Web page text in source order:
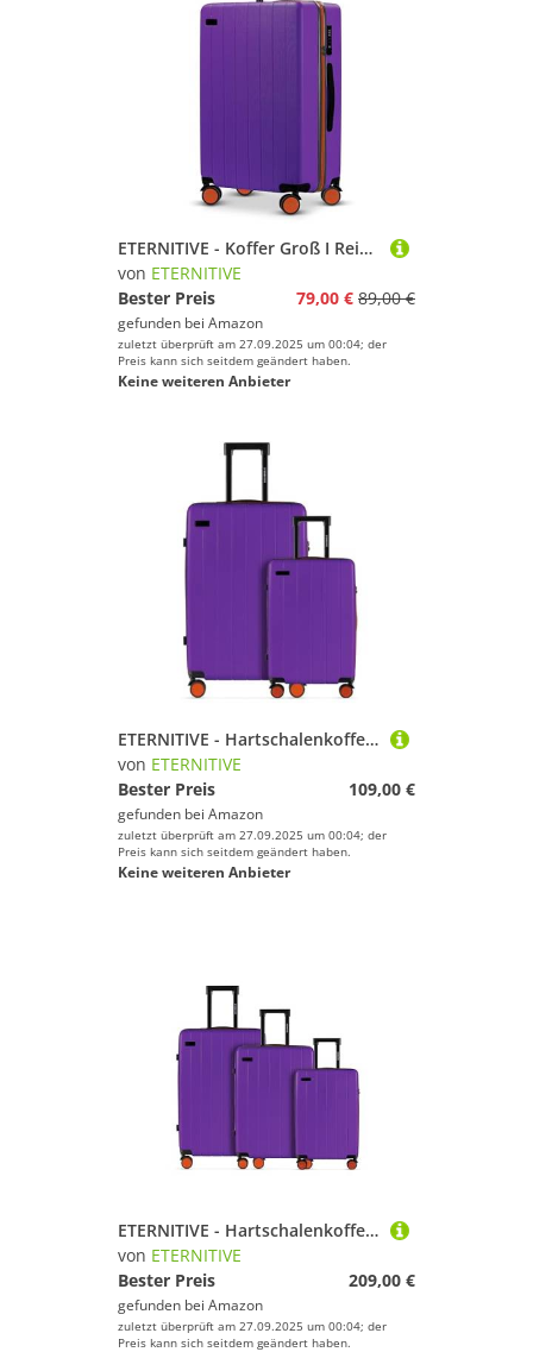
ETERNITIVE - Koffer Groß I Reisekoffer aus ABS I Größe: 75,5 x 49 x 30 cm I Rollkoffer 99L I Reisetrolley Leicht mit Doppelrollen 360° I Hartschalenkoffer mit TSA-Schloss I Lila
von ETERNITIVE
Bester Preis
79,00 € 89,00 €
gefunden bei Amazon
zuletzt überprüft am 27.09.2025 um 00:04; der
Preis kann sich seitdem geändert haben.
Keine weiteren Anbieter
ETERNITIVE - Hartschalenkoffer Set 2-teilig | Reisekoffer aus ABS Gepäck mit TSA-Schloss | Größe: S & L | Reisekoffer mit 4 Zwillingsrollen 360° | Trolley Handgepäck 37L & Groß 99L | Lila
von ETERNITIVE
Bester Preis
109,00 €
gefunden bei Amazon
zuletzt überprüft am 27.09.2025 um 00:04; der
Preis kann sich seitdem geändert haben.
Keine weiteren Anbieter
ETERNITIVE - Hartschalenkoffer Set mit 3 Trolley I Rollkoffer aus ABS I Größe: 75,5 x 65,5 x 55 cm I Reisekoffer mit 4 Rollen 360° I Koffer Handgepäck 37L 60L 99L I Trolley mit TSA-Schloss I Lila
von ETERNITIVE
Bester Preis
209,00 €
gefunden bei Amazon
zuletzt überprüft am 27.09.2025 um 00:04; der
Preis kann sich seitdem geändert haben.